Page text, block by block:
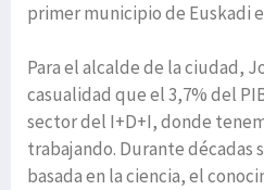
primer municipio de Euskadi
Para el alcalde de la ciudad,
casualidad que el 3,7% del
sector del I+D+I, donde
trabajando. Durante décadas
basada en la ciencia, el